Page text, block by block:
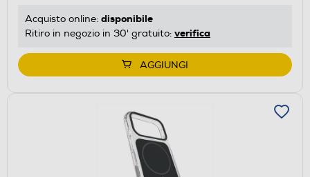
Acquisto online: disponibile
Ritiro in negozio in 30' gratuito: verifica
AGGIUNGI